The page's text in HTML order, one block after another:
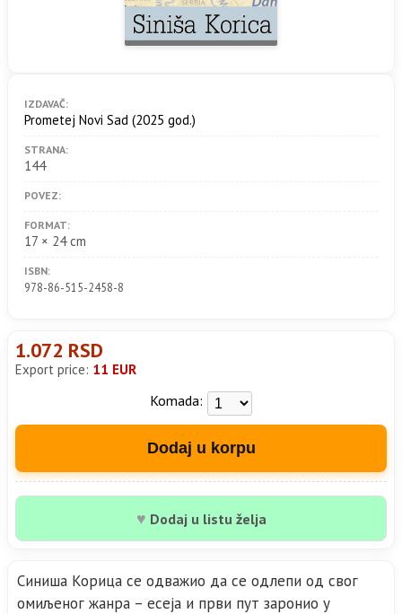
IZDAVAČ:
Prometej Novi Sad (2025 god.)
STRANA:
144
POVEZ:
FORMAT:
17 × 24 cm
ISBN:
978-86-515-2458-8
1.072 RSD
Export price: 11 EUR
Komada:
Dodaj u korpu
♥ Dodaj u listu želja
Синиша Корица се одважио да се одлепи од свог
омиљеног жанра – есеја и први пут заронио у